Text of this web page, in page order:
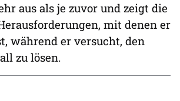
aus als je zuvor und zeigt die
mit denen er
während er versucht, den
zu lösen.